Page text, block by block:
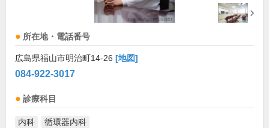
所在地・電話番号
広島県福山市明治町14-26 [地図]
084-922-3017
診療科目
内科 循環器内科